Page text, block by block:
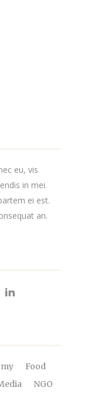
eu, vis
in mei.
ei est.
an.
Food
NGO